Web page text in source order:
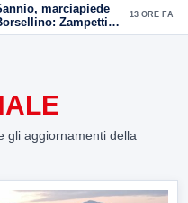
marciapiede
Zampetti e
alle polemiche
13 ORE FA
gli aggiornamenti della